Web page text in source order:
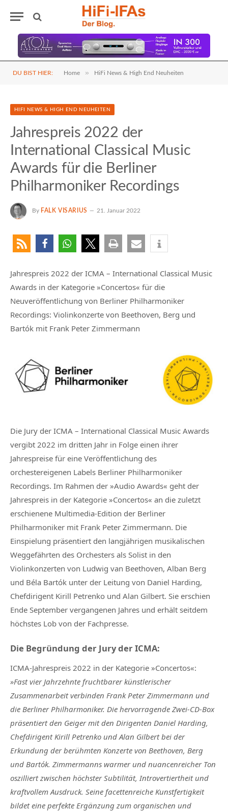
DU BIST HIER: Home » HiFi News & High End Neuheiten
HIFI NEWS & HIGH END NEUHEITEN
Jahrespreis 2022 der
International Classical Music
Awards für die Berliner
Philharmoniker Recordings
By FALK VISARIUS 21. Januar 2022
Jahrespreis 2022 der ICMA – International Classical Music
Awards in der Kategorie »Concertos« für die
Neuveröffentlichung von Berliner Philharmoniker
Recordings: Violinkonzerte von Beethoven, Berg und
Bartók mit Frank Peter Zimmermann
Die Jury der ICMA – International Classical Music Awards
vergibt 2022 im dritten Jahr in Folge einen ihrer
Jahrespreise für eine Veröffentlichung des
orchestereigenen Labels Berliner Philharmoniker
Recordings. Im Rahmen der »Audio Awards« geht der
Jahrespreis in der Kategorie »Concertos« an die zuletzt
erschienene Multimedia-Edition der Berliner
Philharmoniker mit Frank Peter Zimmermann. Die
Einspielung präsentiert den langjährigen musikalischen
Weggefährten des Orchesters als Solist in den
Violinkonzerten von Ludwig van Beethoven, Alban Berg
und Béla Bartók unter der Leitung von Daniel Harding,
Chefdirigent Kirill Petrenko und Alan Gilbert. Sie erschien
Ende September vergangenen Jahres und erhält seitdem
höchstes Lob von der Fachpresse.
Die Begründung der Jury der ICMA:
ICMA-Jahrespreis 2022 in der Kategorie »Concertos«:
»Fast vier Jahrzehnte fruchtbarer künstlerischer
Zusammenarbeit verbinden Frank Peter Zimmermann und
die Berliner Philharmoniker. Die hervorragende Zwei-CD-Box
präsentiert den Geiger mit den Dirigenten Daniel Harding,
Chefdirigent Kirill Petrenko und Alan Gilbert bei der
Erkundung der berühmten Konzerte von Beethoven, Berg
und Bartók. Zimmermanns warmer und nuancenreicher Ton
oszilliert zwischen höchster Subtilität, Introvertiertheit und
kraftvollem Ausdruck. Seine facettenreiche Kunstfertigkeit
bildet eine perfekte Ergänzung zum organischen und